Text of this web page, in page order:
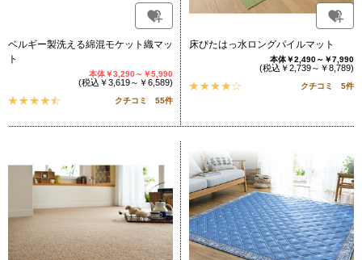
ベルギー製洗える綿混モケット織マッ
ト
本体￥3,290～￥5,990
(税込￥3,619～￥6,589)
クチコミ 55件
床ぴたはっ水ロングパイルマット
本体￥2,490～￥7,990
(税込￥2,739～￥8,789)
クチコミ 5件